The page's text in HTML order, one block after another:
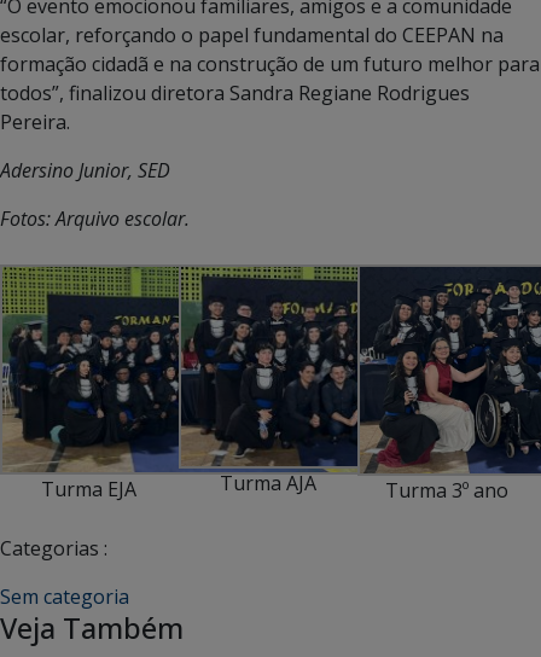
“O evento emocionou familiares, amigos e a comunidade
escolar, reforçando o papel fundamental do CEEPAN na
formação cidadã e na construção de um futuro melhor para
todos”, finalizou diretora Sandra Regiane Rodrigues
Pereira.
Adersino Junior, SED
Fotos: Arquivo escolar.
Turma EJA Turma AJA Turma 3º ano
Categorias :
Sem categoria
Veja Também